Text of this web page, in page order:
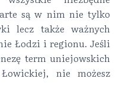
są w nim nie tylko
lecz także ważnych
Łodzi i regionu. Jeśli
term uniejowskich
nie możesz